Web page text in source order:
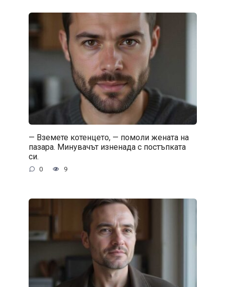
— Вземете котенцето, — помоли жената на
пазара. Минувачът изненада с постъпката
си.
0 9